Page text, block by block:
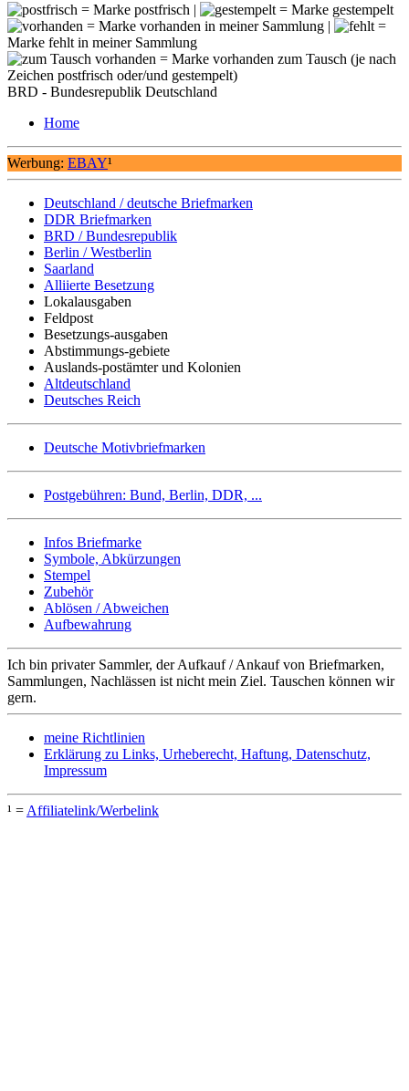
= Marke postfrisch |
= Marke gestempelt
= Marke vorhanden in meiner Sammlung |
=
Marke fehlt in meiner Sammlung
= Marke vorhanden zum Tausch (je nach
Zeichen postfrisch oder/und gestempelt)
BRD - Bundesrepublik Deutschland
Home
Werbung: EBAY¹
Deutschland / deutsche Briefmarken
DDR Briefmarken
BRD / Bundesrepublik
Berlin / Westberlin
Saarland
Alliierte Besetzung
Lokalausgaben
Feldpost
Besetzungs-ausgaben
Abstimmungs-gebiete
Auslands-postämter und Kolonien
Altdeutschland
Deutsches Reich
Deutsche Motivbriefmarken
Postgebühren: Bund, Berlin, DDR, ...
Infos Briefmarke
Symbole, Abkürzungen
Stempel
Zubehör
Ablösen / Abweichen
Aufbewahrung
Ich bin privater Sammler, der Aufkauf / Ankauf von Briefmarken,
Sammlungen, Nachlässen ist nicht mein Ziel. Tauschen können wir
gern.
meine Richtlinien
Erklärung zu Links, Urheberecht, Haftung, Datenschutz,
Impressum
¹ = Affiliatelink/Werbelink